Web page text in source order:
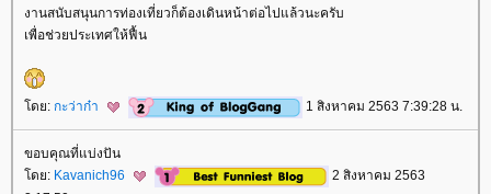
งานสนับสนุนการท่องเที่ยวก็ต้องเดินหน้าต่อไปแล้วนะครับ
เพื่อช่วยประเทศให้ฟื้น
ดย: กะว่าก๋า 1 สิงหาคม 2563 7:39:28 น.
ขอบคุณที่แบ่งปัน
ดย: Kavanich96
2 สิงหาคม 2563